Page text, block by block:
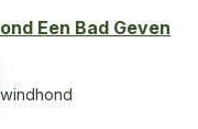
Een Bad Geven